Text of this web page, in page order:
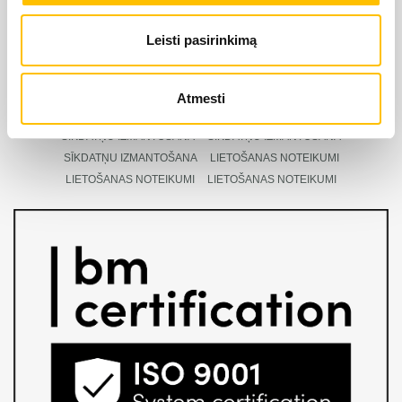
Leisti pasirinkimą
Atmesti
pieder oficiālās tiesības uz LIEBHERR produktu, servisa
un risinājumu izplatīšanu Latvijas teritorijā.
SĪKDATŅU IZMANTOŠANA
SĪKDATŅU IZMANTOŠANA
SĪKDATŅU IZMANTOŠANA
LIETOŠANAS NOTEIKUMI
LIETOŠANAS NOTEIKUMI
LIETOŠANAS NOTEIKUMI